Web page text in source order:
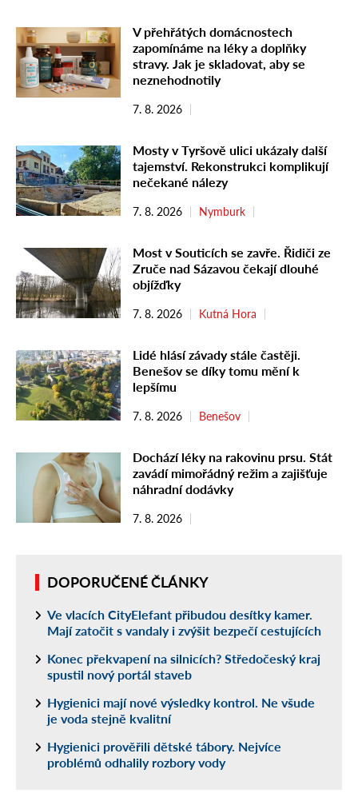
V přehřátých domácnostech
zapomínáme na léky a doplňky
stravy. Jak je skladovat, aby se
neznehodnotily
7. 8. 2026
Mosty v Tyršově ulici ukázaly další
tajemství. Rekonstrukci komplikují
nečekané nálezy
7. 8. 2026 Nymburk
Most v Souticích se zavře. Řidiči ze
Zruče nad Sázavou čekají dlouhé
objížďky
7. 8. 2026 Kutná Hora
Lidé hlásí závady stále častěji.
Benešov se díky tomu mění k
lepšímu
7. 8. 2026 Benešov
Dochází léky na rakovinu prsu. Stát
zavádí mimořádný režim a zajišťuje
náhradní dodávky
7. 8. 2026
DOPORUČENÉ ČLÁNKY
Ve vlacích CityElefant přibudou desítky kamer.
Mají zatočit s vandaly i zvýšit bezpečí cestujících
Konec překvapení na silnicích? Středočeský kraj
spustil nový portál staveb
Hygienici mají nové výsledky kontrol. Ne všude
je voda stejně kvalitní
Hygienici prověřili dětské tábory. Nejvíce
problémů odhalily rozbory vody